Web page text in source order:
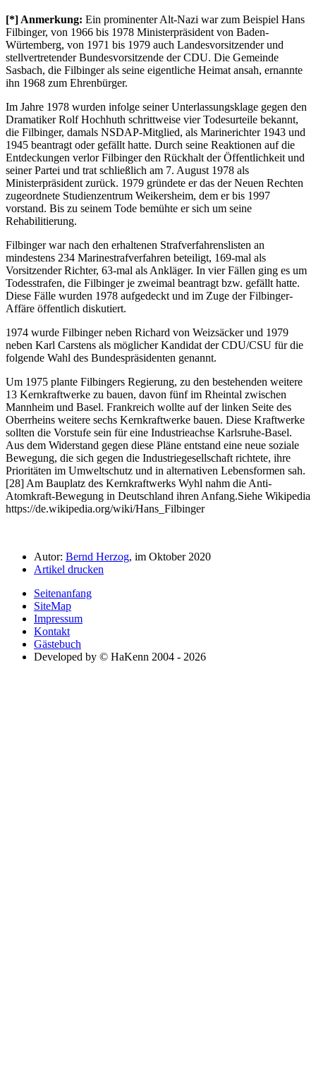
[*] Anmerkung: Ein prominenter Alt-Nazi war zum Beispiel Hans
Filbinger, von 1966 bis 1978 Ministerpräsident von Baden-
Würtemberg, von 1971 bis 1979 auch Landesvorsitzender und
stellvertretender Bundesvorsitzende der CDU. Die Gemeinde
Sasbach, die Filbinger als seine eigentliche Heimat ansah, ernannte
ihn 1968 zum Ehrenbürger.
Im Jahre 1978 wurden infolge seiner Unterlassungsklage gegen den
Dramatiker Rolf Hochhuth schrittweise vier Todesurteile bekannt,
die Filbinger, damals NSDAP-Mitglied, als Marinerichter 1943 und
1945 beantragt oder gefällt hatte. Durch seine Reaktionen auf die
Entdeckungen verlor Filbinger den Rückhalt der Öffentlichkeit und
seiner Partei und trat schließlich am 7. August 1978 als
Ministerpräsident zurück. 1979 gründete er das der Neuen Rechten
zugeordnete Studienzentrum Weikersheim, dem er bis 1997
vorstand. Bis zu seinem Tode bemühte er sich um seine
Rehabilitierung.
Filbinger war nach den erhaltenen Strafverfahrenslisten an
mindestens 234 Marinestrafverfahren beteiligt, 169-mal als
Vorsitzender Richter, 63-mal als Ankläger. In vier Fällen ging es um
Todesstrafen, die Filbinger je zweimal beantragt bzw. gefällt hatte.
Diese Fälle wurden 1978 aufgedeckt und im Zuge der Filbinger-
Affäre öffentlich diskutiert.
1974 wurde Filbinger neben Richard von Weizsäcker und 1979
neben Karl Carstens als möglicher Kandidat der CDU/CSU für die
folgende Wahl des Bundespräsidenten genannt.
Um 1975 plante Filbingers Regierung, zu den bestehenden weitere
13 Kernkraftwerke zu bauen, davon fünf im Rheintal zwischen
Mannheim und Basel. Frankreich wollte auf der linken Seite des
Oberrheins weitere sechs Kernkraftwerke bauen. Diese Kraftwerke
sollten die Vorstufe sein für eine Industrieachse Karlsruhe-Basel.
Aus dem Widerstand gegen diese Pläne entstand eine neue soziale
Bewegung, die sich gegen die Industriegesellschaft richtete, ihre
Prioritäten im Umweltschutz und in alternativen Lebensformen sah.
[28] Am Bauplatz des Kernkraftwerks Wyhl nahm die Anti-
Atomkraft-Bewegung in Deutschland ihren Anfang.Siehe Wikipedia
https://de.wikipedia.org/wiki/Hans_Filbinger
Autor: Bernd Herzog, im Oktober 2020
Artikel drucken
Seitenanfang
SiteMap
Impressum
Kontakt
Gästebuch
Developed by © HaKenn 2004 - 2026